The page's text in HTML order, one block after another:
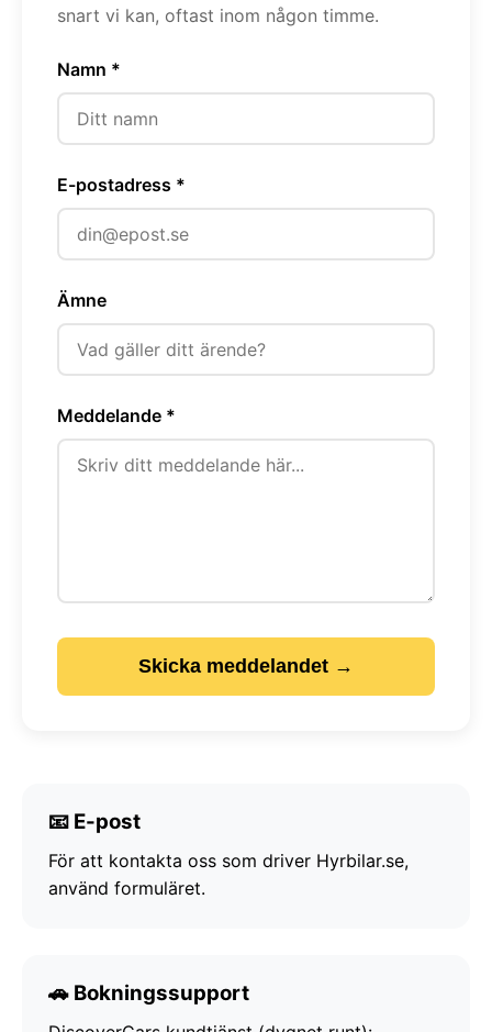
snart vi kan, oftast inom någon timme.
Namn *
E-postadress *
Ämne
Meddelande *
Skicka meddelandet →
📧 E-post
För att kontakta oss som driver Hyrbilar.se,
använd formuläret.
🚗 Bokningssupport